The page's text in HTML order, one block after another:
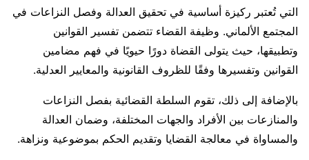
التي تُعتبر ركيزة أساسية في تحقيق العدالة وفصل النزاعات في
المجتمع الألماني. وظيفة القضاء تتضمن تفسير القوانين
وتطبيقها، حيث يتولى القضاة دورًا حيويًا في فهم مضامين
القوانين وتفسيرها وفقًا للظروف القانونية والمعايير العدلية.
بالإضافة إلى ذلك، تقوم السلطة القضائية بفصل النزاعات
والمنازعات بين الأفراد والجهات المختلفة، وضمان العدالة
والمساواة في معالجة القضايا وتقديم الحكم بموضوعية ونزاهة.